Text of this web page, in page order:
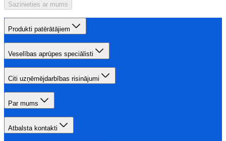
Sazinieties ar mums
Produkti patērātājiem
Veselības aprūpes speciālisti
Citi uzņēmējdarbības risinājumi
Par mums
Atbalsta kontakti